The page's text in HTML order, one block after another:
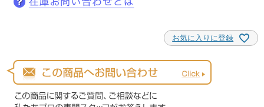
お気に入りに登録